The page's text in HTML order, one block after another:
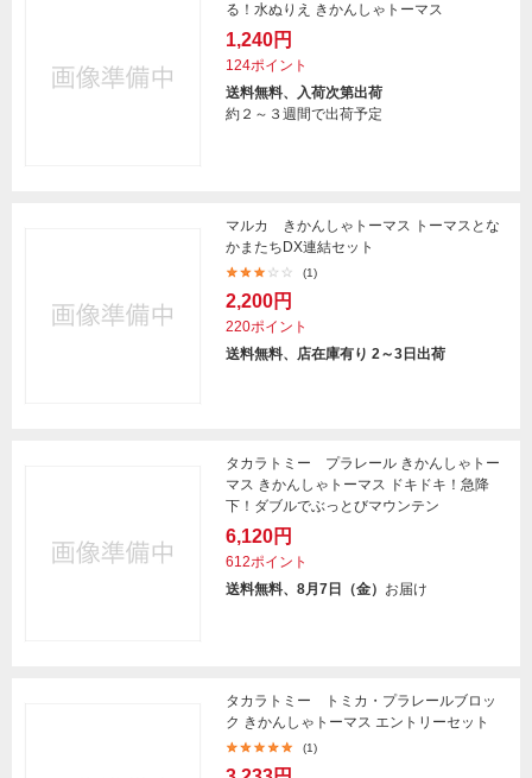
る！水ぬりえ きかんしゃトーマス
1,240円
124ポイント
送料無料、入荷次第出荷
約２～３週間で出荷予定
マルカ きかんしゃトーマス トーマスとな
かまたちDX連結セット
(1)
2,200円
220ポイント
送料無料、店在庫有り 2～3日出荷
タカラトミー プラレール きかんしゃトー
マス きかんしゃトーマス ドキドキ！急降
下！ダブルでぶっとびマウンテン
6,120円
612ポイント
送料無料、8月7日（金） お届け
タカラトミー トミカ・プラレールブロッ
ク きかんしゃトーマス エントリーセット
(1)